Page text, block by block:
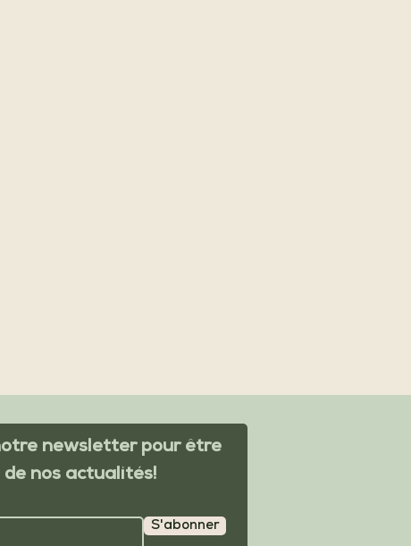
newsletter pour être
nos actualités!
S'abonner